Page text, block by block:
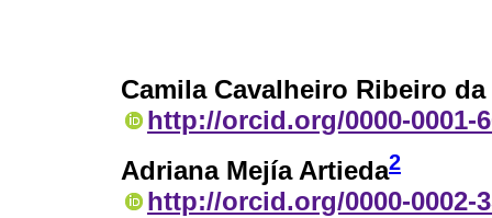
Camila Cavalheiro Ribeiro
http://orcid.org/0000-0001-
Adriana Mejía Artieda2
http://orcid.org/0000-0002-